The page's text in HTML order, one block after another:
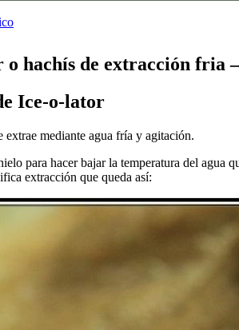
hachís de extracción fria
Ice-o-lator
extrae mediante agua fría y agitación.
para hacer bajar la temperatura del agua
extracción que queda así: